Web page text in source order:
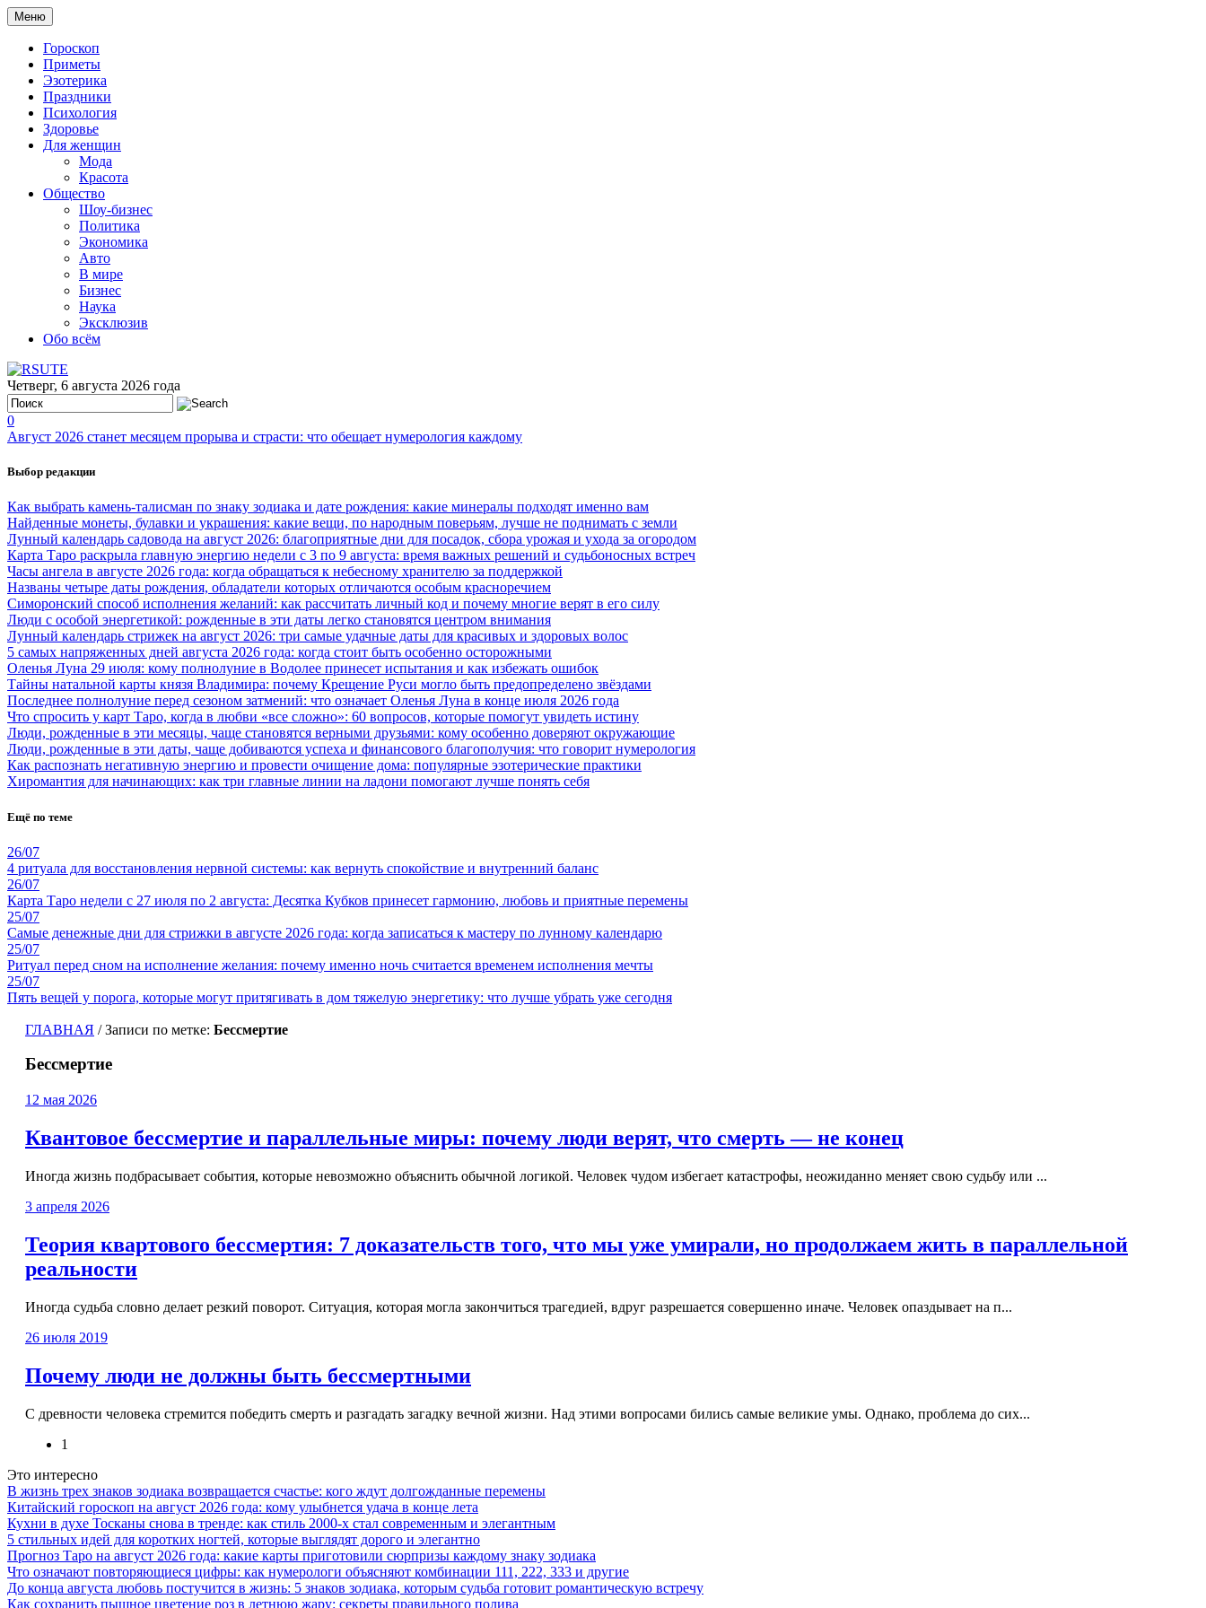
Меню
Гороскоп
Приметы
Эзотерика
Праздники
Психология
Здоровье
Для женщин
Мода
Красота
Общество
Шоу-бизнес
Политика
Экономика
Авто
В мире
Бизнес
Наука
Эксклюзив
Обо всём
Четверг, 6 августа 2026 года
0
Август 2026 станет месяцем прорыва и страсти: что обещает нумерология каждому
Выбор редакции
Как выбрать камень-талисман по знаку зодиака и дате рождения: какие минералы подходят именно вам
Найденные монеты, булавки и украшения: какие вещи, по народным поверьям, лучше не поднимать с земли
Лунный календарь садовода на август 2026: благоприятные дни для посадок, сбора урожая и ухода за огородом
Карта Таро раскрыла главную энергию недели с 3 по 9 августа: время важных решений и судьбоносных встреч
Часы ангела в августе 2026 года: когда обращаться к небесному хранителю за поддержкой
Названы четыре даты рождения, обладатели которых отличаются особым красноречием
Симоронский способ исполнения желаний: как рассчитать личный код и почему многие верят в его силу
Люди с особой энергетикой: рожденные в эти даты легко становятся центром внимания
Лунный календарь стрижек на август 2026: три самые удачные даты для красивых и здоровых волос
5 самых напряженных дней августа 2026 года: когда стоит быть особенно осторожными
Оленья Луна 29 июля: кому полнолуние в Водолее принесет испытания и как избежать ошибок
Тайны натальной карты князя Владимира: почему Крещение Руси могло быть предопределено звёздами
Последнее полнолуние перед сезоном затмений: что означает Оленья Луна в конце июля 2026 года
Что спросить у карт Таро, когда в любви «все сложно»: 60 вопросов, которые помогут увидеть истину
Люди, рожденные в эти месяцы, чаще становятся верными друзьями: кому особенно доверяют окружающие
Люди, рожденные в эти даты, чаще добиваются успеха и финансового благополучия: что говорит нумерология
Как распознать негативную энергию и провести очищение дома: популярные эзотерические практики
Хиромантия для начинающих: как три главные линии на ладони помогают лучше понять себя
Ещё по теме
26/07
4 ритуала для восстановления нервной системы: как вернуть спокойствие и внутренний баланс
26/07
Карта Таро недели с 27 июля по 2 августа: Десятка Кубков принесет гармонию, любовь и приятные перемены
25/07
Самые денежные дни для стрижки в августе 2026 года: когда записаться к мастеру по лунному календарю
25/07
Ритуал перед сном на исполнение желания: почему именно ночь считается временем исполнения мечты
25/07
Пять вещей у порога, которые могут притягивать в дом тяжелую энергетику: что лучше убрать уже сегодня
ГЛАВНАЯ /Записи по метке: Бессмертие
Бессмертие
12 мая 2026
Квантовое бессмертие и параллельные миры: почему люди верят, что смерть — не конец
Иногда жизнь подбрасывает события, которые невозможно объяснить обычной логикой. Человек чудом избегает катастрофы, неожиданно меняет свою судьбу или ...
3 апреля 2026
Теория квартового бессмертия: 7 доказательств того, что мы уже умирали, но продолжаем жить в параллельной
реальности
Иногда судьба словно делает резкий поворот. Ситуация, которая могла закончиться трагедией, вдруг разрешается совершенно иначе. Человек опаздывает на п...
26 июля 2019
Почему люди не должны быть бессмертными
С древности человека стремится победить смерть и разгадать загадку вечной жизни. Над этими вопросами бились самые великие умы. Однако, проблема до сих...
1
Это интересно
В жизнь трех знаков зодиака возвращается счастье: кого ждут долгожданные перемены
Китайский гороскоп на август 2026 года: кому улыбнется удача в конце лета
Кухни в духе Тосканы снова в тренде: как стиль 2000-х стал современным и элегантным
5 стильных идей для коротких ногтей, которые выглядят дорого и элегантно
Прогноз Таро на август 2026 года: какие карты приготовили сюрпризы каждому знаку зодиака
Что означают повторяющиеся цифры: как нумерологи объясняют комбинации 111, 222, 333 и другие
До конца августа любовь постучится в жизнь: 5 знаков зодиака, которым судьба готовит романтическую встречу
Как сохранить пышное цветение роз в летнюю жару: секреты правильного полива